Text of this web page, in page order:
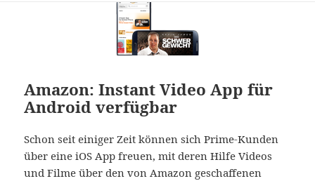
Amazon: Instant Video App für
Android verfügbar
Schon seit einiger Zeit können sich Prime-Kunden
über eine iOS App freuen, mit deren Hilfe Videos
und Filme über den von Amazon geschaffenen